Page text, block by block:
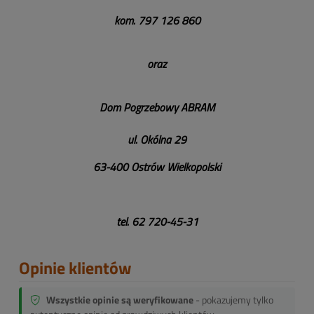
kom. 797 126 860
oraz
Dom Pogrzebowy ABRAM
ul. Okólna 29
63-400 Ostrów Wielkopolski
tel. 62 720-45-31
Opinie klientów
Wszystkie opinie są weryfikowane- pokazujemy tylko